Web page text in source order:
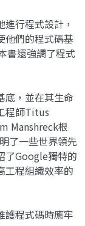
行程式設計，
他們的程式碼基
書還強調了程式
底，並在其生命
程師Titus
Manshreck根
了一些世界領先
了Google獨特的
工程組織效率的
護程式碼時應牢